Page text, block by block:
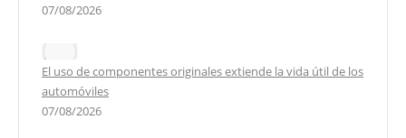
07/08/2026
El uso de componentes originales extiende la vida útil de los
automóviles
07/08/2026